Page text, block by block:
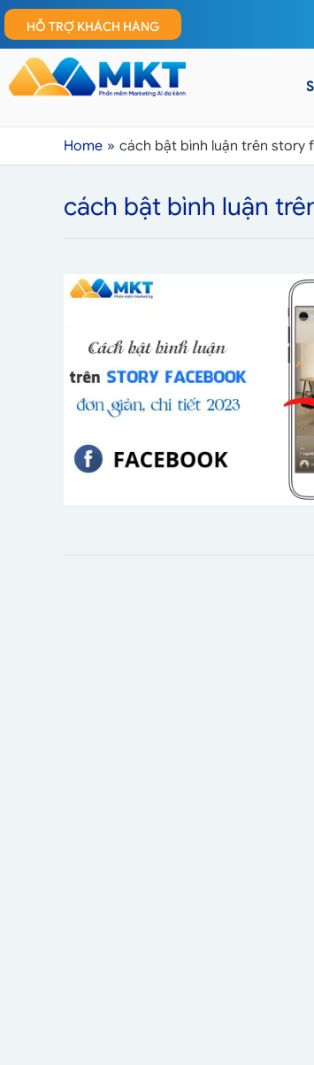
HỖ TRỢ KHÁCH HÀNG
Home cách bật bình luận trên story
cách bật bình luận